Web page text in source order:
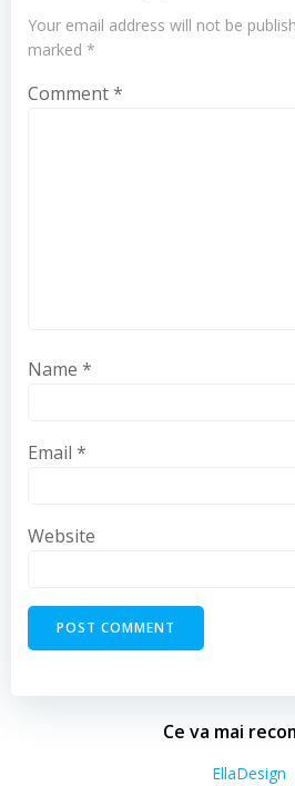
Your email address will not be
marked *
Comment*
Name *
Email *
Website
Ce va mai
EllaDesign